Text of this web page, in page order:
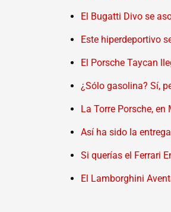
El Bugatti Divo se
Este hiperdeportivo
El Porsche Taycan
¿Sólo gasolina? Sí,
La Torre Porsche,
Así ha sido la
Si querías el Ferrari
El Lamborghini